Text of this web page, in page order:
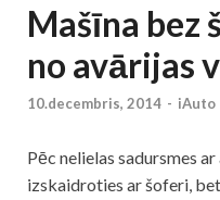
Mašīna bez
no avārijas
10.decembris, 2014 - iAuto
Pēc nelielas sadursmes
izskaidroties ar šoferi,